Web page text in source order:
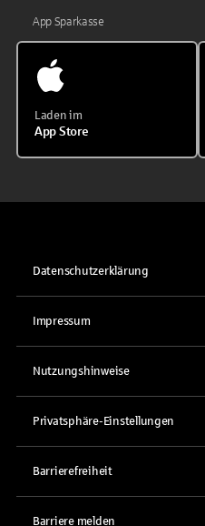
App Sparkasse
Laden im
App Store
Datenschutzerklärung
Impressum
Nutzungshinweise
Privatsphäre-Einstellungen
Barrierefreiheit
Barriere melden